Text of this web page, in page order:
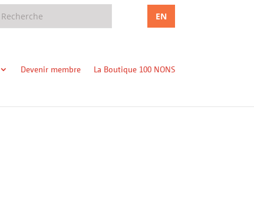
EN
Devenir membre La Boutique 100 NONS